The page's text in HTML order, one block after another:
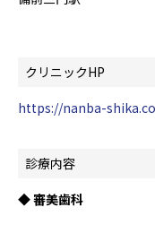
クリニックHP
https://nanba-
診療内容
◆ 審美歯科